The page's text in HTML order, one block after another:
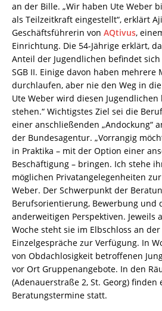
an der Bille. „Wir haben Ute Weber
als Teilzeitkraft eingestellt“, erklärt
Geschäftsführerin von AQtivus,
Einrichtung. Die 54-Jährige erklärt,
Anteil der Jugendlichen befindet
SGB II. Einige davon haben mehrere
durchlaufen, aber nie den Weg in
Ute Weber wird diesen
stehen.“ Wichtigstes Ziel sei die
einer anschließenden „Andockung“
der Bundesagentur. „Vorrangig
in Praktika – mit der Option einer
Beschäftigung – bringen. Ich stehe
möglichen Privatangelegenheiten
Weber. Der Schwerpunkt der
Berufsorientierung, Bewerbung und
anderweitigen Perspektiven. Jeweils
Woche steht sie im Elbschloss an
Einzelgespräche zur Verfügung. In
von Obdachlosigkeit betroffenen
vor Ort Gruppenangebote. In den
(Adenauerstraße 2, St. Georg) finden
Beratungstermine statt.